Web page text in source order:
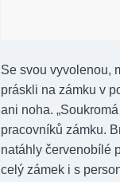
Se svou vyvolenou,
práskli na zámku v
ani noha.
pracovníků zámku.
natáhly červenobílé
celý zámek i s